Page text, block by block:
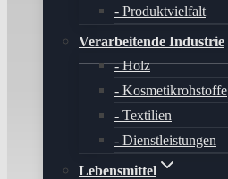
Produktvielfalt
Verarbeitende Industrie
Holz
Kosmetikrohstoffe
Textilien
Dienstleistungen
Lebensmittel